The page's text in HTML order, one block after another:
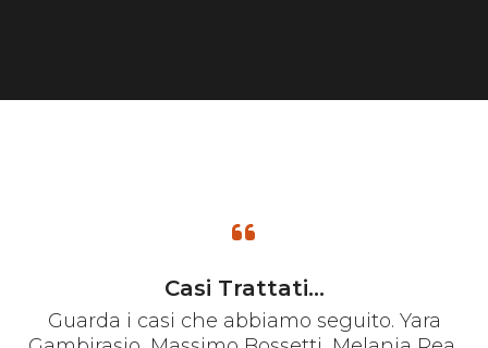
Casi Trattati...
Guarda i casi che abbiamo seguito. Yara